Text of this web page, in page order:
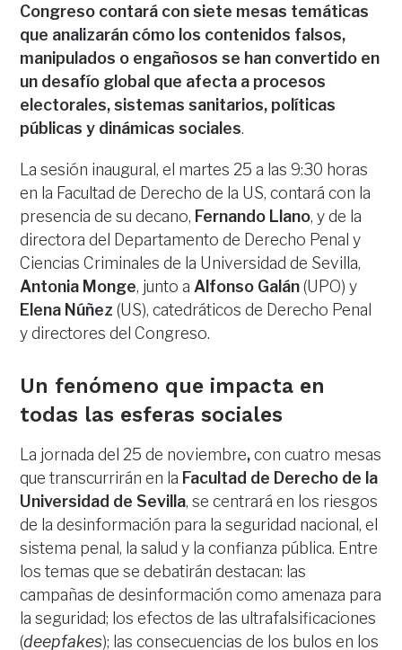
Congreso contará con siete mesas temáticas
que analizarán cómo los contenidos falsos,
manipulados o engañosos se han convertido en
un desafío global que afecta a procesos
electorales, sistemas sanitarios, políticas
públicas y dinámicas sociales.
La sesión inaugural, el martes 25 a las 9:30 horas
en la Facultad de Derecho de la US, contará con la
presencia de su decano, Fernando Llano, y de la
directora del Departamento de Derecho Penal y
Ciencias Criminales de la Universidad de Sevilla,
Antonia Monge, junto a Alfonso Galán(UPO) y
Elena Núñez (US), catedráticos de Derecho Penal
y directores del Congreso.
Un fenómeno que impacta en
todas las esferas sociales
La jornada del 25 de noviembre,con cuatro mesas
que transcurrirán en la Facultad de Derecho de la
Universidad de Sevilla, se centrará en los riesgos
de la desinformación para la seguridad nacional, el
sistema penal, la salud y la confianza pública. Entre
los temas que se debatirán destacan: las
campañas de desinformación como amenaza para
la seguridad; los efectos de las ultrafalsificaciones
(deepfakes); las consecuencias de los bulos en los